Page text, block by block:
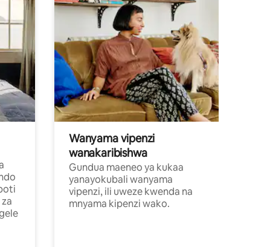
Wanyama vipenzi
wanakaribishwa
Gundua maeneo ya kukaa
yanayokubali wanyama
vipenzi, ili uweze kwenda na
mnyama kipenzi wako.